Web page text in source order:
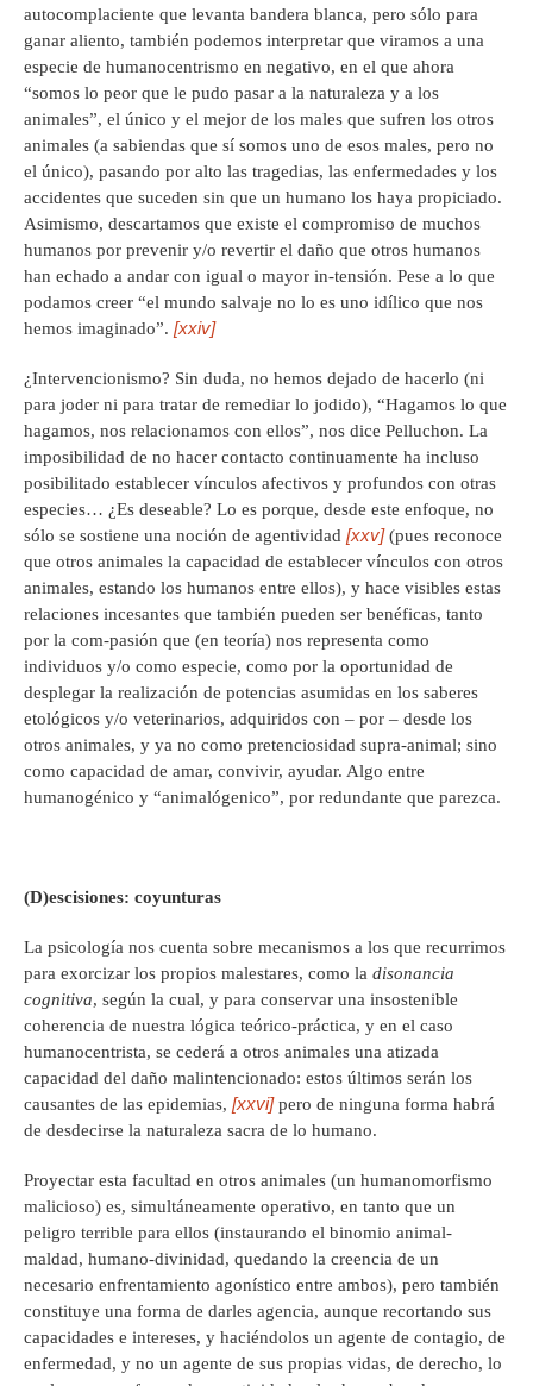
autocomplaciente que levanta bandera blanca, pero sólo para
ganar aliento, también podemos interpretar que viramos a una
especie de humanocentrismo en negativo, en el que ahora
“somos lo peor que le pudo pasar a la naturaleza y a los
animales”, el único y el mejor de los males que sufren los otros
animales (a sabiendas que sí somos uno de esos males, pero no
el único), pasando por alto las tragedias, las enfermedades y los
accidentes que suceden sin que un humano los haya propiciado.
Asimismo, descartamos que existe el compromiso de muchos
humanos por prevenir y/o revertir el daño que otros humanos
han echado a andar con igual o mayor in-tensión. Pese a lo que
podamos creer “el mundo salvaje no lo es uno idílico que nos
hemos imaginado”. [xxiv]
¿Intervencionismo? Sin duda, no hemos dejado de hacerlo (ni
para joder ni para tratar de remediar lo jodido), “Hagamos lo que
hagamos, nos relacionamos con ellos”, nos dice Pelluchon. La
imposibilidad de no hacer contacto continuamente ha incluso
posibilitado establecer vínculos afectivos y profundos con otras
especies… ¿Es deseable? Lo es porque, desde este enfoque, no
sólo se sostiene una noción de agentividad [xxv](pues reconoce
que otros animales la capacidad de establecer vínculos con otros
animales, estando los humanos entre ellos), y hace visibles estas
relaciones incesantes que también pueden ser benéficas, tanto
por la com-pasión que (en teoría) nos representa como
individuos y/o como especie, como por la oportunidad de
desplegar la realización de potencias asumidas en los saberes
etológicos y/o veterinarios, adquiridos con – por – desde los
otros animales, y ya no como pretenciosidad supra-animal; sino
como capacidad de amar, convivir, ayudar. Algo entre
humanogénico y “animalógenico”, por redundante que parezca.
(D)escisiones: coyunturas
La psicología nos cuenta sobre mecanismos a los que recurrimos
para exorcizar los propios malestares, como la disonancia
cognitiva, según la cual, y para conservar una insostenible
coherencia de nuestra lógica teórico-práctica, y en el caso
humanocentrista, se cederá a otros animales una atizada
capacidad del daño malintencionado: estos últimos serán los
causantes de las epidemias, [xxvi]pero de ninguna forma habrá
de desdecirse la naturaleza sacra de lo humano.
Proyectar esta facultad en otros animales (un humanomorfismo
malicioso) es, simultáneamente operativo, en tanto que un
peligro terrible para ellos (instaurando el binomio animal-
maldad, humano-divinidad, quedando la creencia de un
necesario enfrentamiento agonístico entre ambos), pero también
constituye una forma de darles agencia, aunque recortando sus
capacidades e intereses, y haciéndolos un agente de contagio, de
enfermedad, y no un agente de sus propias vidas, de derecho, lo